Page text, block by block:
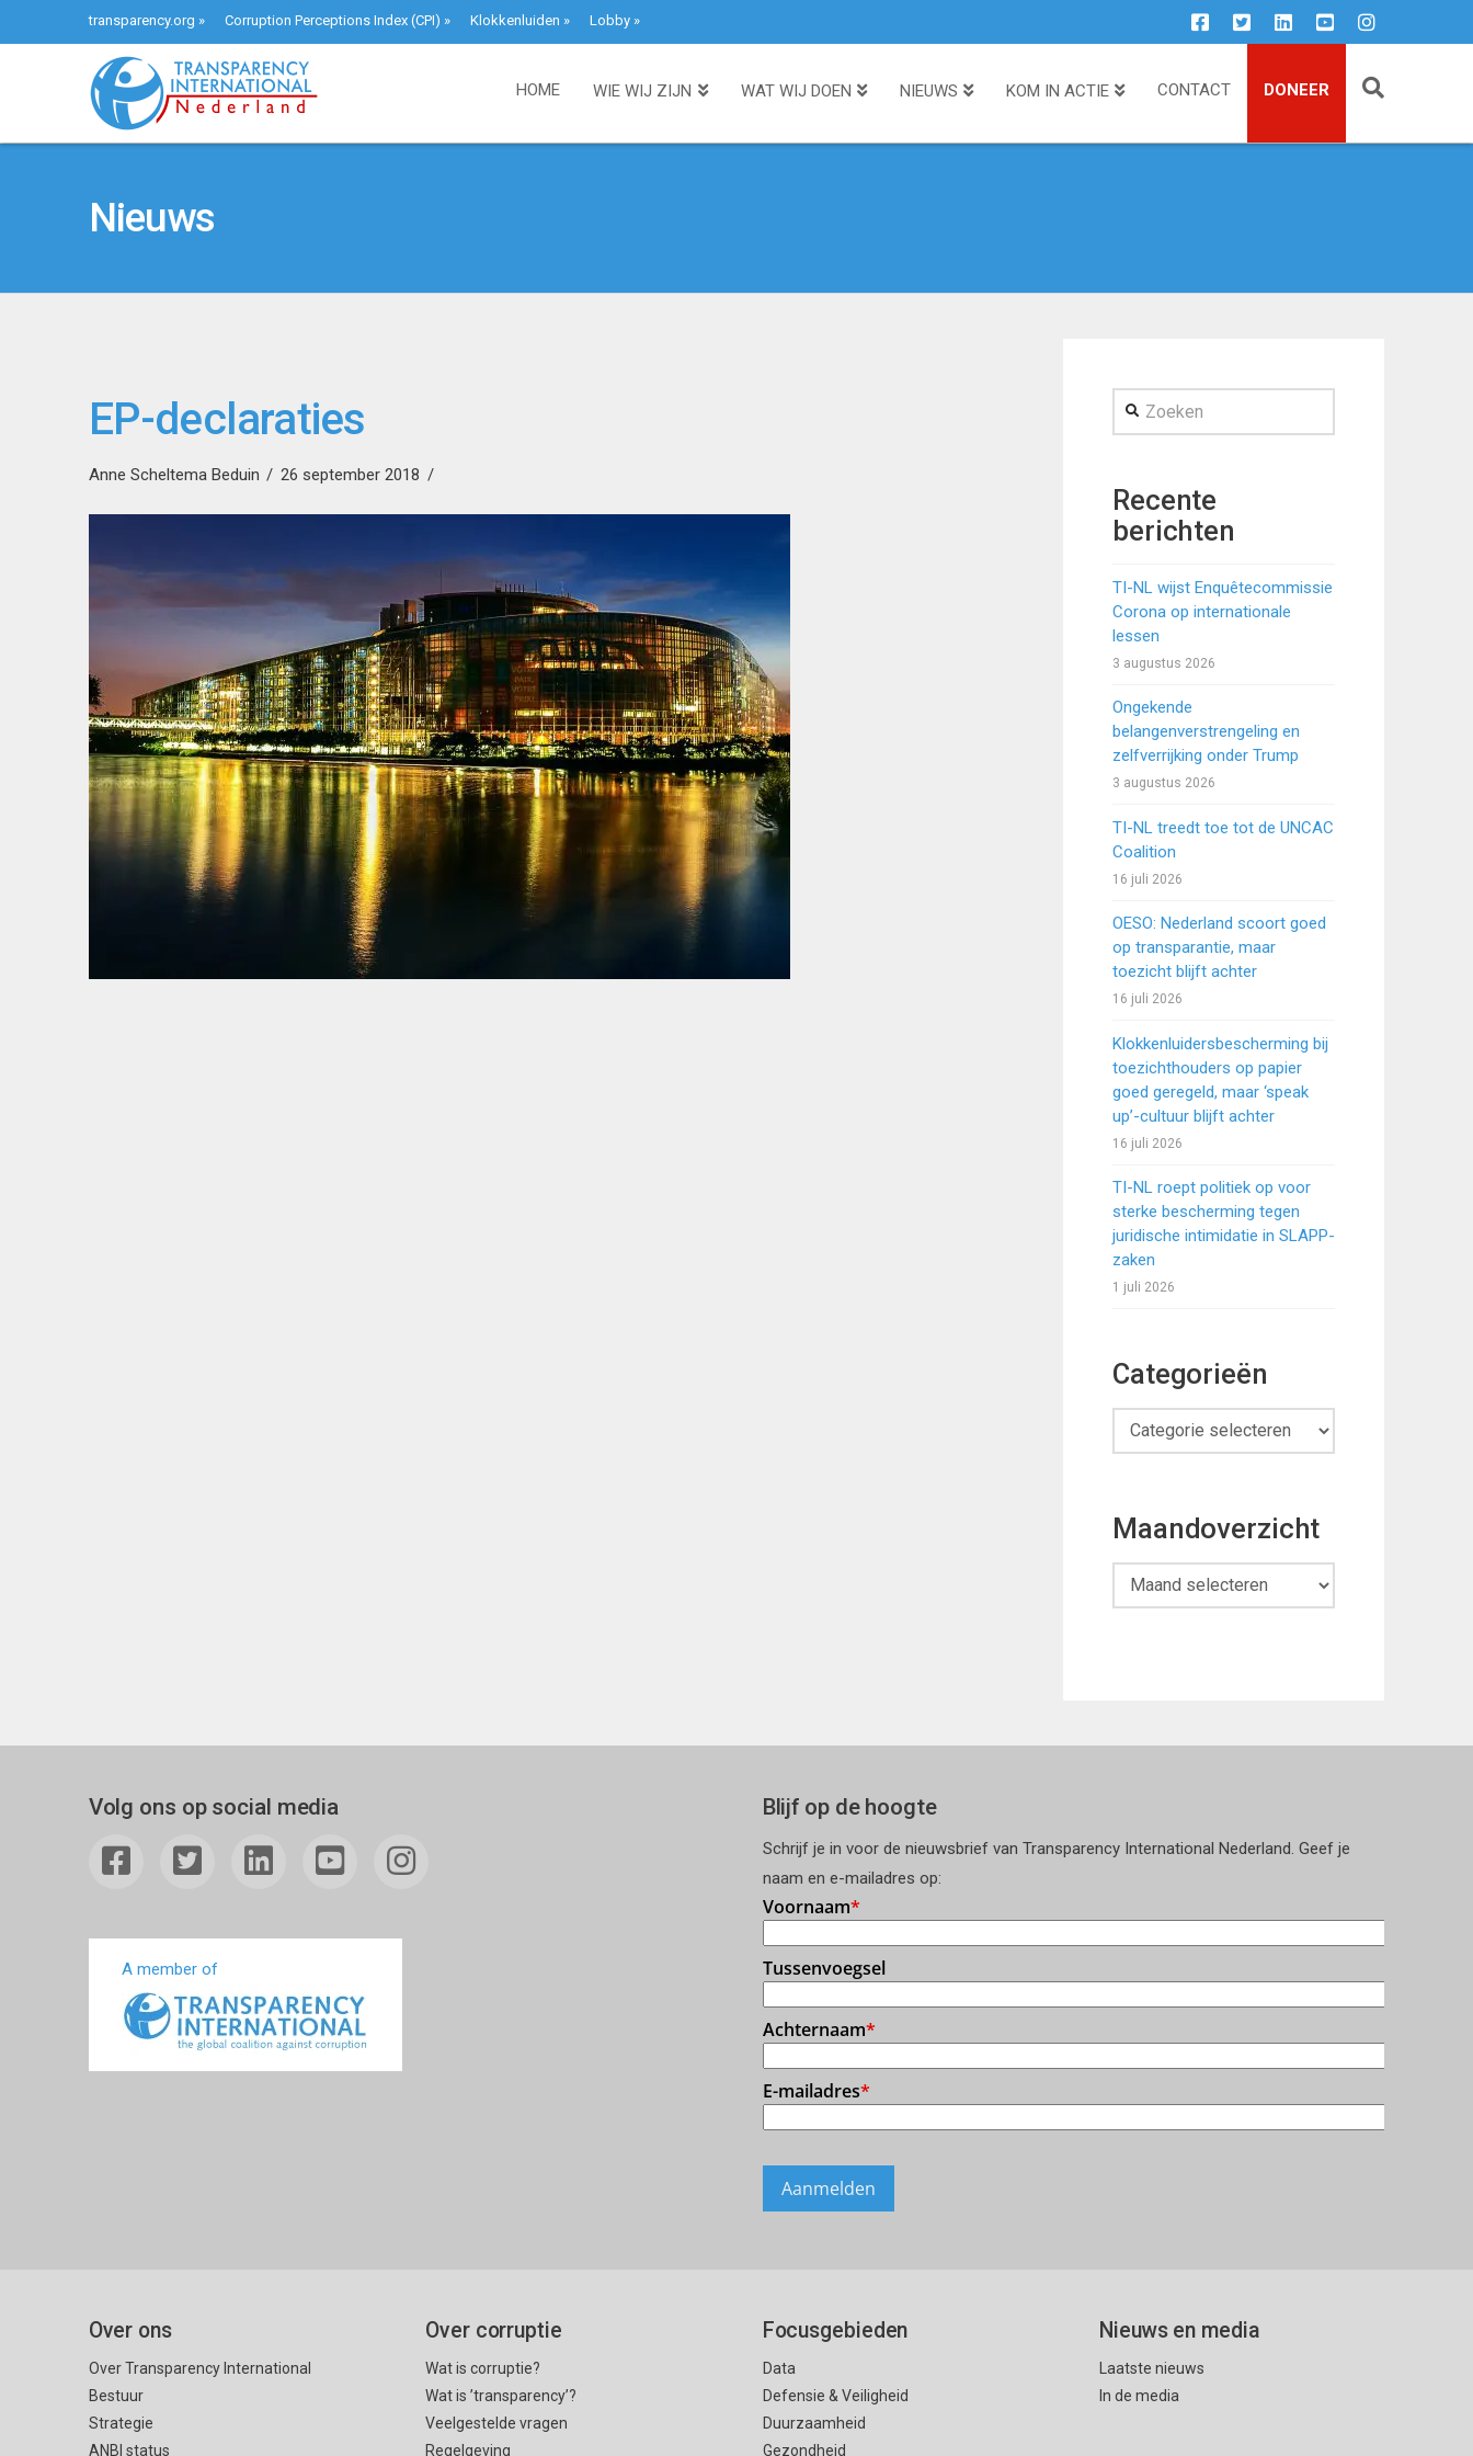
transparency.org » Corruption Perceptions Index (CPI) » Klokkenluiden » Lobby»
HOME WIE WIJ ZIJN WAT WIJ DOEN NIEUWS KOM IN ACTIE CONTACT DONEER
Nieuws
EP-declaraties
Anne Scheltema Beduin 26 september 2018
Zoeken
Recente
berichten
TI-NL wijst Enquêtecommissie
Corona op internationale
lessen
3 augustus 2026
Ongekende
belangenverstrengeling en
zelfverrijking onder Trump
3 augustus 2026
TI-NL treedt toe tot de UNCAC
Coalition
16 juli 2026
OESO: Nederland scoort goed
op transparantie, maar
toezicht blijft achter
16 juli 2026
Klokkenluidersbescherming bij
toezichthouders op papier
goed geregeld, maar ‘speak
up’-cultuur blijft achter
16 juli 2026
TI-NL roept politiek op voor
sterke bescherming tegen
juridische intimidatie in SLAPP-
zaken
1 juli 2026
Categorieën
Categorieën
Maandoverzicht
Maandoverzicht
Volg ons op social media
A member of
Blijf op de hoogte
Schrijf je in voor de nieuwsbrief van Transparency International Nederland. Geef je
naam en e-mailadres op:
Over ons
Over Transparency International
Bestuur
Strategie
ANBI status
Over corruptie
Wat is corruptie?
Wat is ’transparency’?
Veelgestelde vragen
Regelgeving
Focusgebieden
Data
Defensie & Veiligheid
Duurzaamheid
Gezondheid
Nieuws en media
Laatste nieuws
In de media